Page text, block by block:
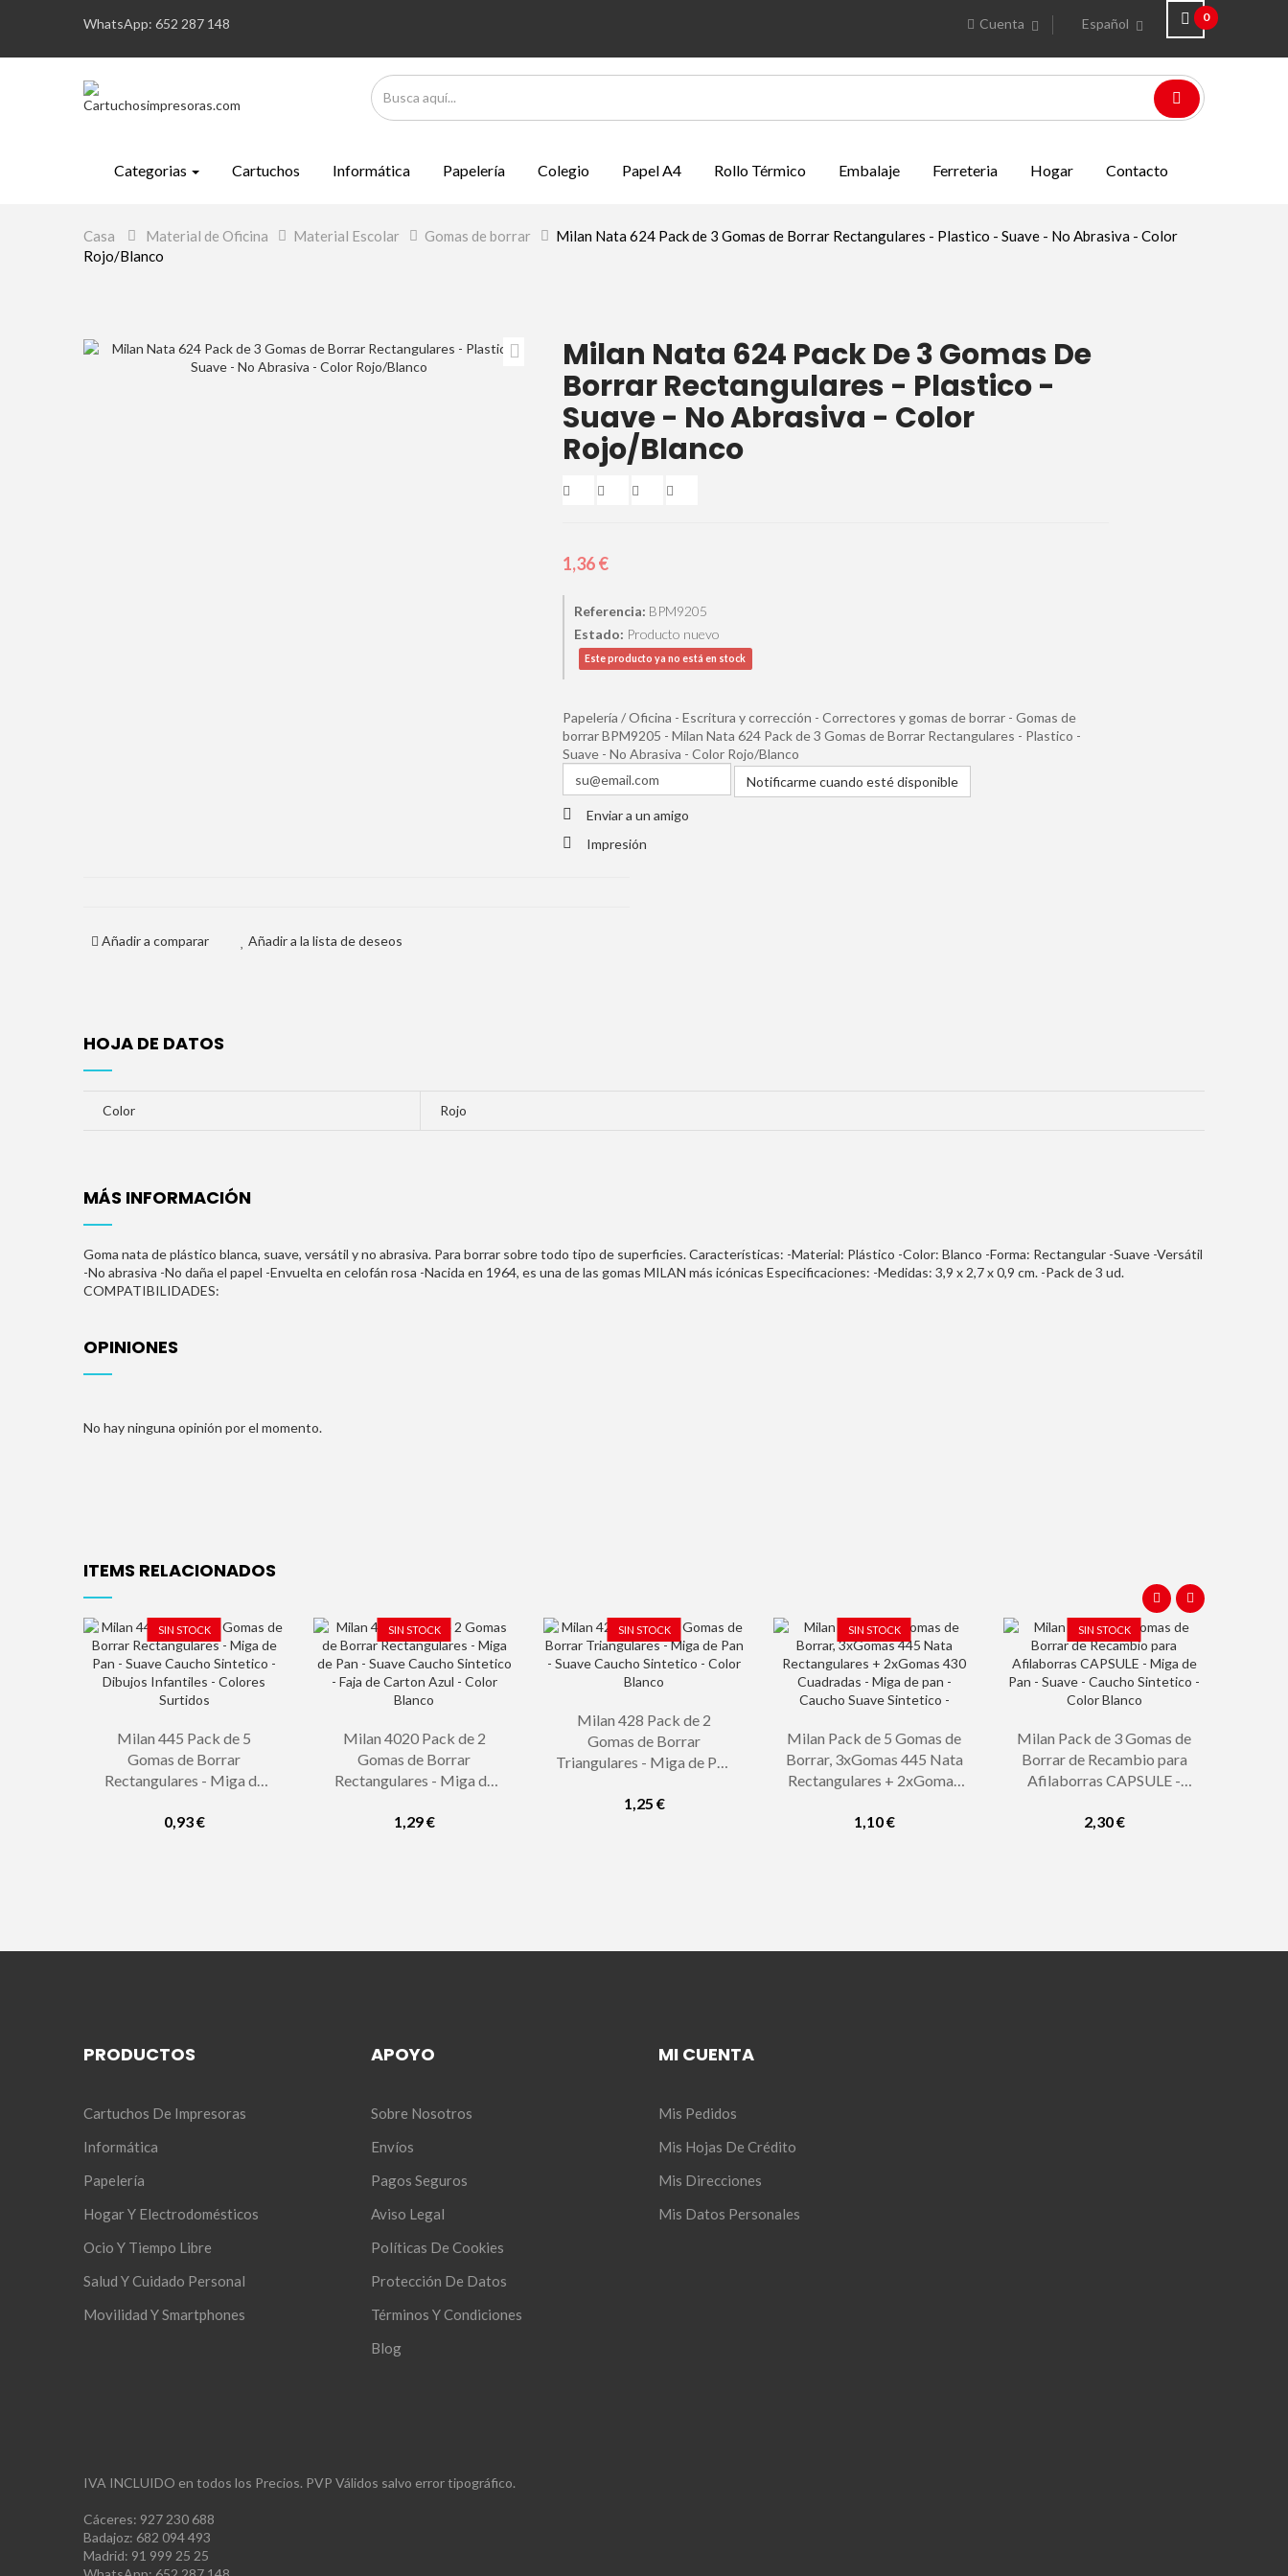
WhatsApp: 652 287 148 0
Español
Cuenta
Categorias Cartuchos Informática Papelería Colegio Papel A4 Rollo Térmico Embalaje Ferreteria Hogar Contacto
Casa > Material de Oficina > Material Escolar > Gomas de borrar > Milan Nata 624 Pack de 3 Gomas de Borrar Rectangulares - Plastico - Suave - No Abrasiva - Color
Rojo/Blanco
Milan Nata 624 Pack De 3 Gomas De
Borrar Rectangulares - Plastico -
Suave - No Abrasiva - Color
Rojo/Blanco
1,36 €
Referencia: BPM9205
Estado: Producto nuevo
Este producto ya no está en stock
Papelería / Oficina - Escritura y corrección - Correctores y gomas de borrar - Gomas de
borrar BPM9205 - Milan Nata 624 Pack de 3 Gomas de Borrar Rectangulares - Plastico -
Suave - No Abrasiva - Color Rojo/Blanco
Notificarme cuando esté disponible
Enviar a un amigo
Impresión
Añadir a comparar Añadir a la lista de deseos
HOJA DE DATOS
Color Rojo
MÁS INFORMACIÓN
Goma nata de plástico blanca, suave, versátil y no abrasiva. Para borrar sobre todo tipo de superficies. Características: -Material: Plástico -Color: Blanco -Forma: Rectangular -Suave -Versátil
-No abrasiva -No daña el papel -Envuelta en celofán rosa -Nacida en 1964, es una de las gomas MILAN más icónicas Especificaciones: -Medidas: 3,9 x 2,7 x 0,9 cm. -Pack de 3 ud.
COMPATIBILIDADES:
OPINIONES
No hay ninguna opinión por el momento.
ITEMS RELACIONADOS
SIN STOCK
Milan 445 Pack de 5
Gomas de Borrar
Rectangulares - Miga de
Sintetico - Dibujos
0,93 €
SIN STOCK
Milan 4020 Pack de 2
Gomas de Borrar
Rectangulares - Miga de
Sintetico - Faja de Carton
1,29 €
SIN STOCK
Milan 428 Pack de 2
Gomas de Borrar
Triangulares - Miga de Pan
Color Blanco
1,25 €
SIN STOCK
Milan Pack de 5 Gomas de
Borrar, 3xGomas 445 Nata
Rectangulares + 2xGomas
pan - Caucho Suave...
1,10 €
SIN STOCK
Milan Pack de 3 Gomas de
Borrar de Recambio para
Afilaborras CAPSULE -
Caucho Sintetico - Color...
2,30 €
PRODUCTOS
Cartuchos De Impresoras
Informática
Papelería
Hogar Y Electrodomésticos
Ocio Y Tiempo Libre
Salud Y Cuidado Personal
Movilidad Y Smartphones
APOYO
Sobre Nosotros
Envíos
Pagos Seguros
Aviso Legal
Políticas De Cookies
Protección De Datos
Términos Y Condiciones
Blog
MI CUENTA
Mis Pedidos
Mis Hojas De Crédito
Mis Direcciones
Mis Datos Personales
IVA INCLUIDO en todos los Precios. PVP Válidos salvo error tipográfico.
Cáceres: 927 230 688
Badajoz: 682 094 493
Madrid: 91 999 25 25